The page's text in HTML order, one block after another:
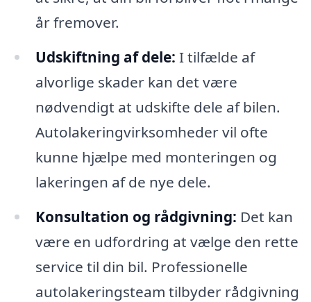
år fremover.
Udskiftning af dele: I tilfælde af
alvorlige skader kan det være
nødvendigt at udskifte dele af bilen.
Autolakeringvirksomheder vil ofte
kunne hjælpe med monteringen og
lakeringen af de nye dele.
Konsultation og rådgivning: Det kan
være en udfordring at vælge den rette
service til din bil. Professionelle
autolakeringsteam tilbyder rådgivning